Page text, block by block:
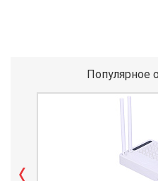
Популярное